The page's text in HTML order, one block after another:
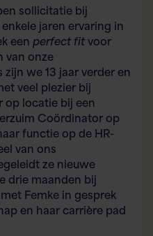
sollicitatie bij
jaren ervaring in
een perfect fitvoor
van onze
we 13 jaar verder en
veel plezier bij
op locatie bij een
Coördinator op
functie op de HR-
van ons
ze nieuwe
drie maanden bij
Femke in gesprek
en haar carrière pad